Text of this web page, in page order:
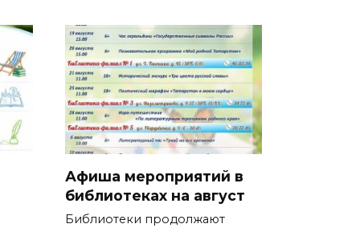
Афиша мероприятий в
библиотеках на август
Библиотеки продолжают